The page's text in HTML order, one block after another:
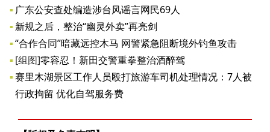
广东公安查处编造涉台风谣言网民69人
新规之后，整治“幽灵外卖”再亮剑
“合作合同”暗藏远控木马 网警紧急阻断境外钓鱼攻击
[组图]零容忍！新田交警重拳整治酒醉驾
赛里木湖景区工作人员殴打旅游车司机处理情况：7人被
行政拘留 优化自驾服务费